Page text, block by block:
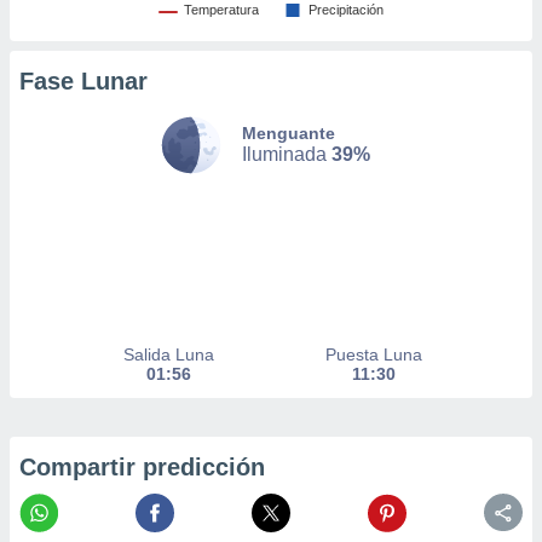
su
u
datos
Temperatura Precipitación
Fase Lunar
Menguante
Iluminada 39%
Salida Luna
01:56
Puesta Luna
11:30
Compartir predicción